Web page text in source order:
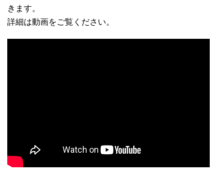
きます。
詳細は動画をご覧ください。